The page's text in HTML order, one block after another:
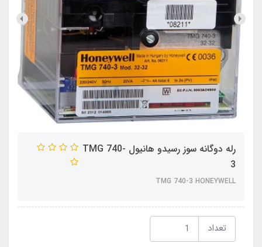
رله دوگانه سوز رسیدو هانیول TMG 740-
3
TMG 740-3 HONEYWELL
تعداد